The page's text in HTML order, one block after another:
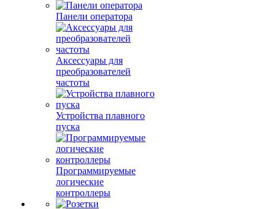
Панели оператора
Аксессуары для
преобразователей
частоты
Устройства плавного
пуска
Программируемые
логические
контроллеры